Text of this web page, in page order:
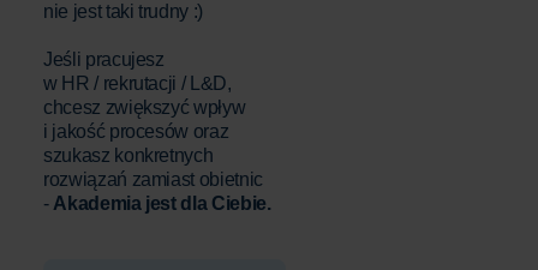
nie jest taki trudny :)
Jeśli pracujesz
w HR / rekrutacji / L&D,
chcesz zwiększyć wpływ
i jakość procesów oraz
szukasz konkretnych
rozwiązań zamiast obietnic
-Akademia jest dla Ciebie.